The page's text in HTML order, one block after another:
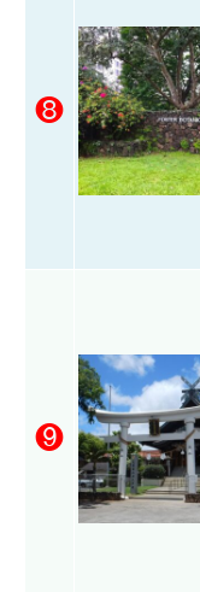
❽
❾